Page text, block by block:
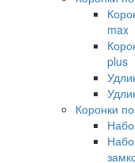
max
plus
Коронки